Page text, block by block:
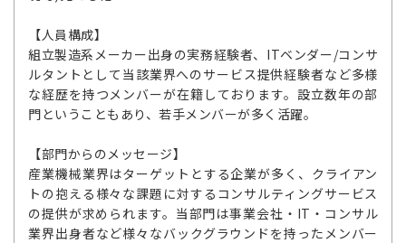
【人員構成】
組立製造系メーカー出身の実務経験者、ITベンダー/コンサ
ルタントとして当該業界へのサービス提供経験者など多様
な経歴を持つメンバーが在籍しております。設立数年の部
門ということもあり、若手メンバーが多く活躍。
【部門からのメッセージ】
産業機械業界はターゲットとする企業が多く、クライアン
トの抱える様々な課題に対するコンサルティングサービス
の提供が求められます。当部門は事業会社・IT・コンサル
業界出身者など様々なバックグラウンドを持ったメンバー